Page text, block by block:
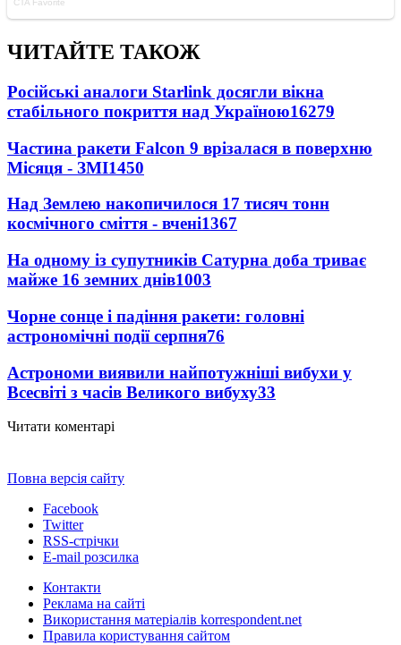
ЧИТАЙТЕ ТАКОЖ
Російські аналоги Starlink досягли вікна
стабільного покриття над Україною16279
Частина ракети Falcon 9 врізалася в поверхню
Місяця - ЗМІ1450
Над Землею накопичилося 17 тисяч тонн
космічного сміття - вчені1367
На одному із супутників Сатурна доба триває
майже 16 земних днів1003
Чорне сонце і падіння ракети: головні
астрономічні події серпня76
Астрономи виявили найпотужніші вибухи у
Всесвіті з часів Великого вибуху33
Читати коментарі
Повна версія сайту
Facebook
Twitter
RSS-стрічки
E-mail розсилка
Контакти
Реклама на сайті
Використання матеріалів korrespondent.net
Правила користування сайтом